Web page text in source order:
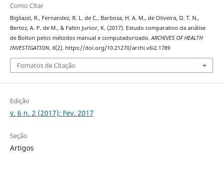
Como Citar
Bigliazzi, R., Fernandez, R. L. de C., Barbosa, H. A. M., de Oliveira, D. T. N.,
Bertoz, A. P. de M., & Faltin Junior, K. (2017). Estudo comparativo da análise
de Bolton pelos métodos manual e computadorizado.ARCHIVES OF HEALTH
INVESTIGATION, 6(2). https://doi.org/10.21270/archi.v6i2.1789
Fomatos de Citação
Edição
v. 6 n. 2 (2017): Fev. 2017
Seção
Artigos